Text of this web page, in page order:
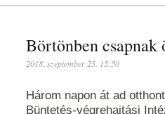
Börtönben csapnak
2018. szeptember 25. 15:50
Három napon át ad
Büntetés-végrehajtási